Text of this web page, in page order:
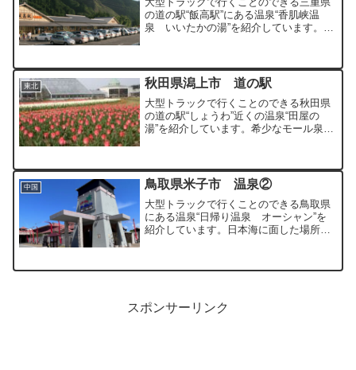
の道の駅“飯高駅”にある温泉“香肌峡温
泉 いいたかの湯”を紹介しています。三
東北 秋田県潟上市 道の駅
大型トラックで行くことのできる秋田県
の道の駅“しょうわ”近くの温泉“田屋の
湯”を紹介しています。希少なモール泉の
中国 鳥取県米子市 温泉②
大型トラックで行くことのできる鳥取県
にある温泉“日帰り温泉 オーシャン”を
紹介しています。日本海に面した場所に
スポンサーリンク